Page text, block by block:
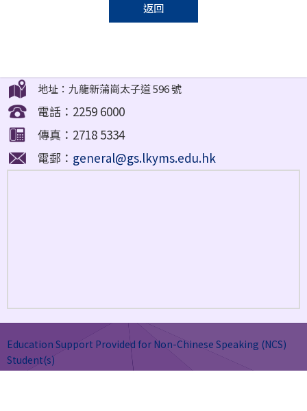
返回
地址：九龍新蒲崗太子道 596 號
電話：2259 6000
傳真：2718 5334
電郵： general@gs.lkyms.edu.hk
Education Support Provided for Non-Chinese Speaking (NCS)
Student(s)